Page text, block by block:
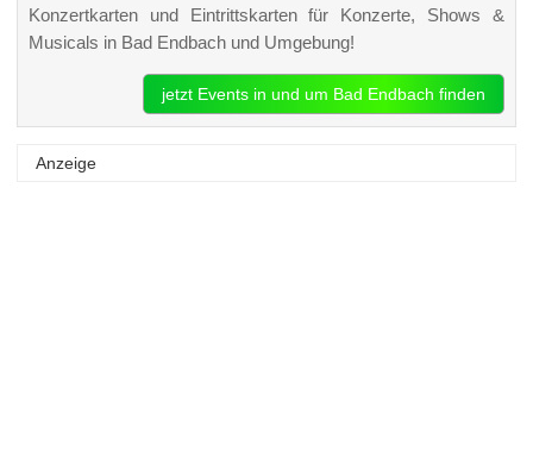
Konzertkarten und Eintrittskarten für Konzerte, Shows &
Musicals in Bad Endbach und Umgebung!
jetzt Events in und um Bad Endbach finden
Anzeige